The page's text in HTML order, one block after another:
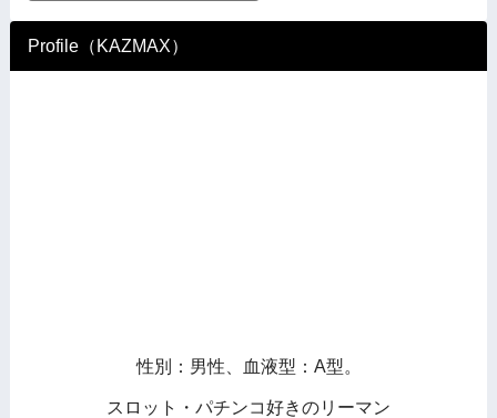
Profile（KAZMAX）
性別：男性、血液型：A型。
スロット・パチンコ好きのリーマン